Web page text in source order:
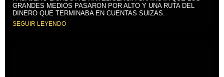
GRANDES MEDIOS PASARON POR ALTO Y UNA RUTA DEL
DINERO QUE TERMINABA EN CUENTAS SUIZAS.
SEGUIR LEYENDO